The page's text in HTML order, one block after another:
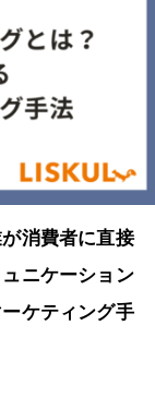
消費者に直接
ニケーション
ケティング手